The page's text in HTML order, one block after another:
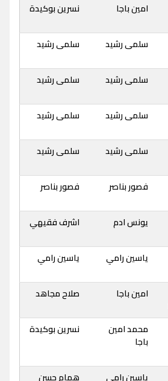
امين باجا نسرين بوكيدة
سلمى رشيد سلمى رشيد
سلمى رشيد سلمى رشيد
سلمى رشيد سلمى رشيد
سلمى رشيد سلمى رشيد
فصور بناصر فصور بناصر
يونس ادم اشرف فقيهي
ياسين رامي ياسين رامي
امين باجا صلاح مجاهد
محمد امين
باجا
نسرين بوكيدة
ياسين رامي همام حسن